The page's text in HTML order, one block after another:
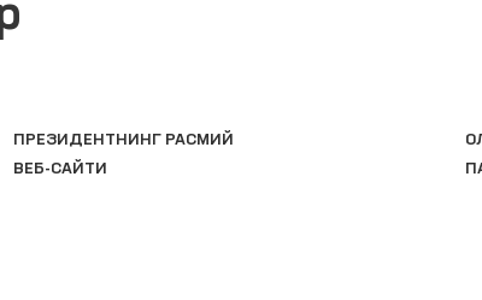
ПРЕЗИДЕНТНИНГ РАСМИЙ
ВЕБ-САЙТИ